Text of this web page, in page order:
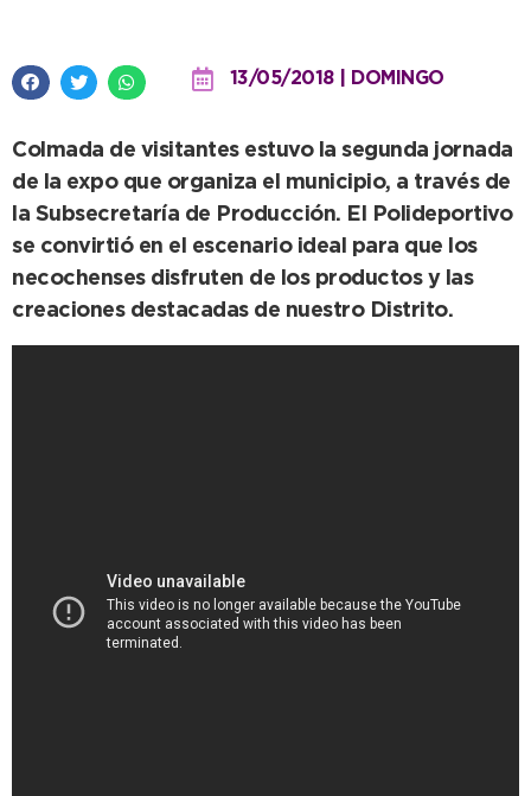
13/05/2018 | DOMINGO
Colmada de visitantes estuvo la segunda jornada
de la expo que organiza el municipio, a través de
la Subsecretaría de Producción. El Polideportivo
se convirtió en el escenario ideal para que los
necochenses disfruten de los productos y las
creaciones destacadas de nuestro Distrito.